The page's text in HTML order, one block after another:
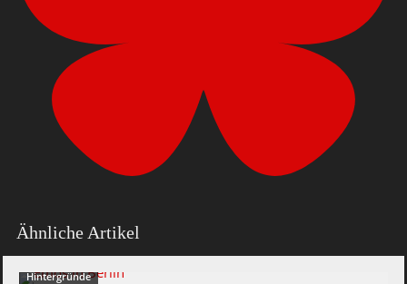
Ähnliche Artikel
Hintergründe